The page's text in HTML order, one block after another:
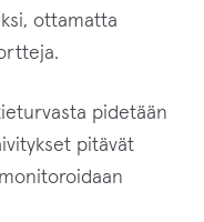
ottamatta
pidetään
pitävät